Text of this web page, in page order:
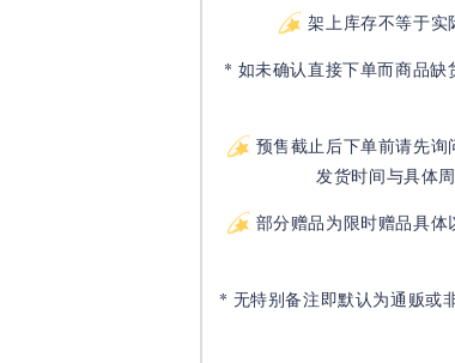
架上库存不等于实
* 如未确认直接下单而商品
预售截止后下单前请先询
发货时间与具体
部分赠品为限时赠品具
* 无特别备注即默认为通贩或